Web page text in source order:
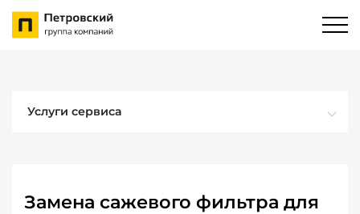
Услуги сервиса
Замена сажевого фильтра для